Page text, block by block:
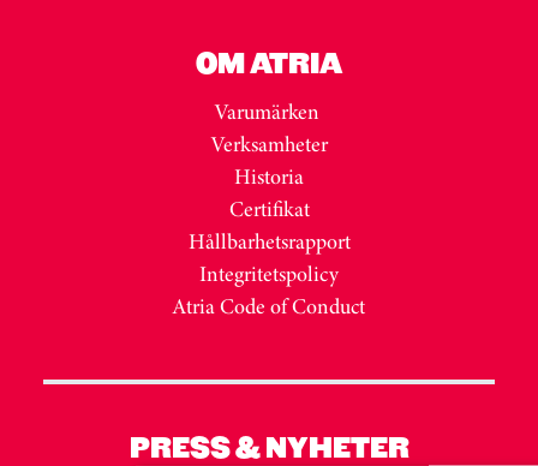
OM ATRIA
Varumärken
Verksamheter
Historia
Certifikat
Hållbarhetsrapport
Integritetspolicy
Atria Code of Conduct
PRESS & NYHETER